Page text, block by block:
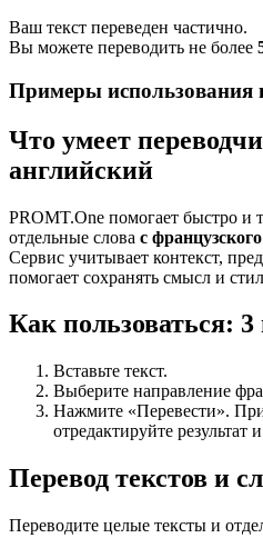
Ваш текст переведен частично.
Вы можете переводить не более
Примеры использования
Что умеет
английский
PROMT.One помогает быстро и
отдельные слова с
Сервис учитывает контекст,
помогает сохранять смысл и
Как пользоваться:
Вставьте текст.
Выберите направление
Нажмите «Перевести».
отредактируйте результат
Перевод текстов и
Переводите целые тексты и